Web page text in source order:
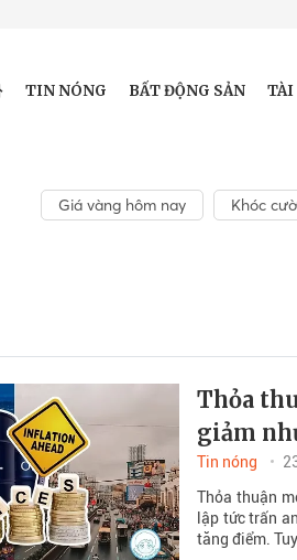
TIN NÓNG BẤT ĐỘNG SẢN TÀI
Giá vàng hôm nay Khóc
Thỏa
giảm
Tin nóng
Thỏa thuận
lập tức trấn
tăng điểm.